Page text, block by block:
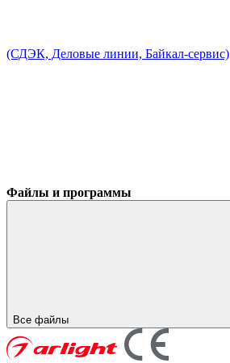
(СДЭК, Деловые линии, Байкал-сервис)
Файлы и программы
Все файлы